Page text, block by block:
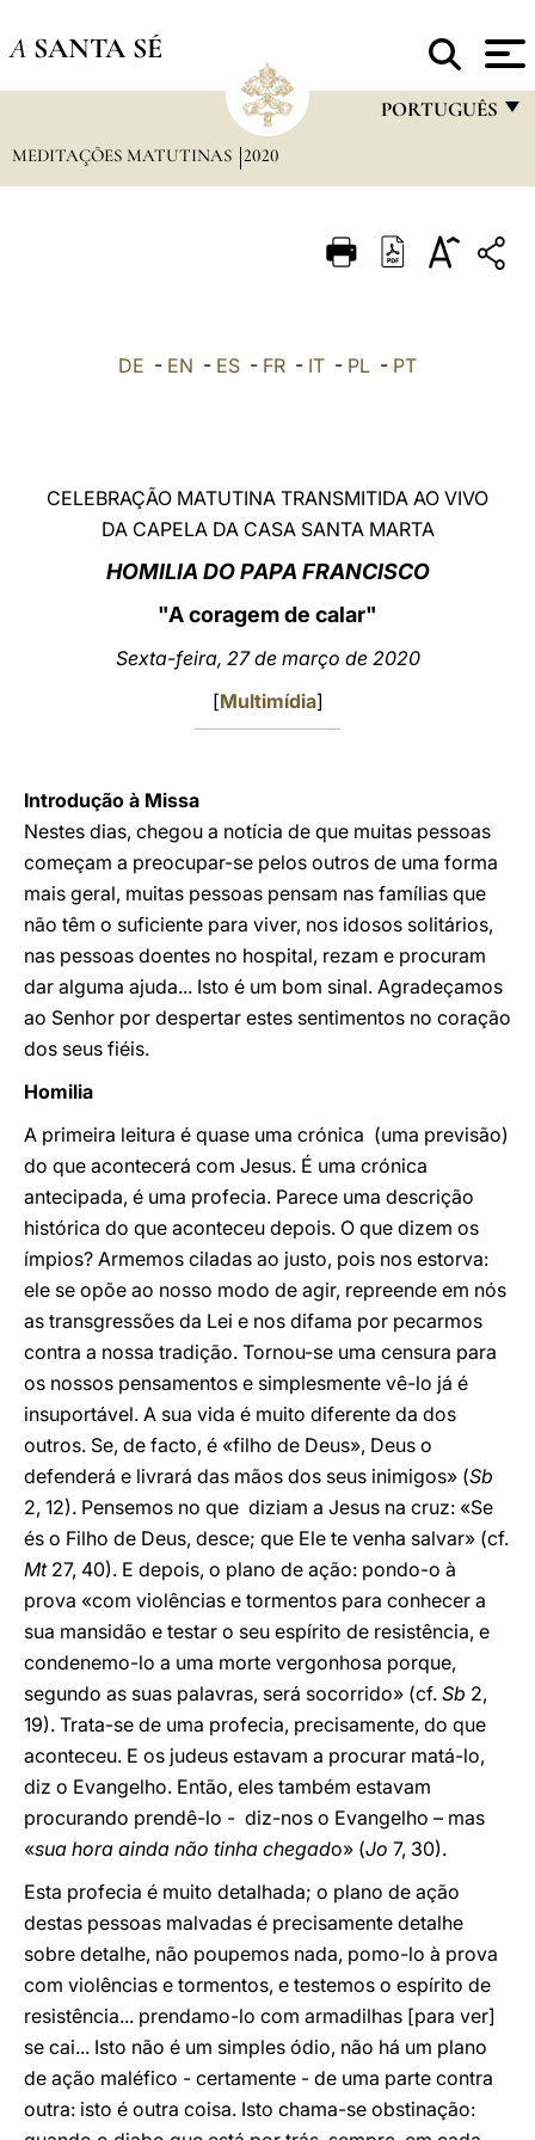
A SANTA SÉ
PORTUGUÊS
ITALIANO
中文
LATINE
MEDITAÇÕES MATUTINAS 2020
DE - EN - ES - FR - IT - PL - PT
CELEBRAÇÃO MATUTINA TRANSMITIDA AO VIVO
DA CAPELA DA CASA SANTA MARTA
HOMILIA DO PAPA FRANCISCO
"A coragem de calar"
Sexta-feira, 27 de março de 2020
[Multimídia]
Introdução à Missa
Nestes dias, chegou a notícia de que muitas pessoas
começam a preocupar-se pelos outros de uma forma
mais geral, muitas pessoas pensam nas famílias que
não têm o suficiente para viver, nos idosos solitários,
nas pessoas doentes no hospital, rezam e procuram
dar alguma ajuda... Isto é um bom sinal. Agradeçamos
ao Senhor por despertar estes sentimentos no coração
dos seus fiéis.
Homilia
A primeira leitura é quase uma crónica (uma previsão)
do que acontecerá com Jesus. É uma crónica
antecipada, é uma profecia. Parece uma descrição
histórica do que aconteceu depois. O que dizem os
ímpios? Armemos ciladas ao justo, pois nos estorva:
ele se opõe ao nosso modo de agir, repreende em nós
as transgressões da Lei e nos difama por pecarmos
contra a nossa tradição. Tornou-se uma censura para
os nossos pensamentos e simplesmente vê-lo já é
insuportável. A sua vida é muito diferente da dos
outros. Se, de facto, é «filho de Deus», Deus o
defenderá e livrará das mãos dos seus inimigos» (Sb
2, 12). Pensemos no que diziam a Jesus na cruz: «Se
és o Filho de Deus, desce; que Ele te venha salvar» (cf.
Mt27, 40). E depois, o plano de ação: pondo-o à
prova «com violências e tormentos para conhecer a
sua mansidão e testar o seu espírito de resistência, e
condenemo-lo a uma morte vergonhosa porque,
segundo as suas palavras, será socorrido» (cf. Sb 2,
19). Trata-se de uma profecia, precisamente, do que
aconteceu. E os judeus estavam a procurar matá-lo,
diz o Evangelho. Então, eles também estavam
procurando prendê-lo - diz-nos o Evangelho – mas
«sua hora ainda não tinha chegado» (Jo 7, 30).
Esta profecia é muito detalhada; o plano de ação
destas pessoas malvadas é precisamente detalhe
sobre detalhe, não poupemos nada, pomo-lo à prova
com violências e tormentos, e testemos o espírito de
resistência... prendamo-lo com armadilhas [para ver]
se cai... Isto não é um simples ódio, não há um plano
de ação maléfico - certamente - de uma parte contra
outra: isto é outra coisa. Isto chama-se obstinação: